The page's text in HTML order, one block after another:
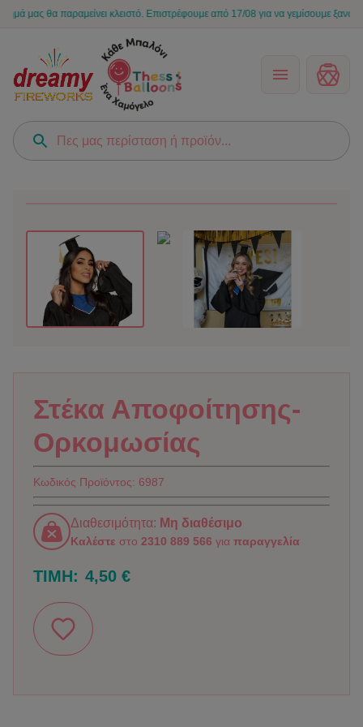
θα παραμείνει κλειστό. Επιστρέφουμε από 17/08 για να γεμίσουμε ξανά τις
Στέκα Αποφοίτησης-
Ορκομωσίας
Κωδικός Προϊόντος: 6987
Διαθεσιμότητα: Μη διαθέσιμο
Καλέστε στο 2310 889 566 για παραγγελία
ΤΙΜΗ: 4,50 €